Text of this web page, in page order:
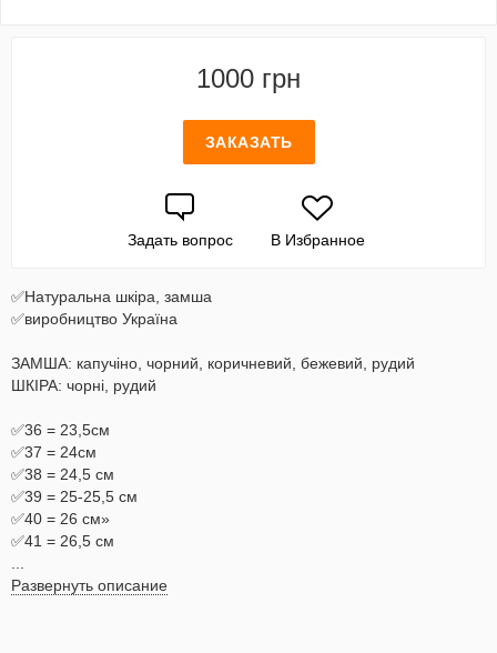
1000 грн
ЗАКАЗАТЬ
Задать вопрос В Избранное
✅Натуральна шкіра, замша
✅виробництво Україна
ЗАМША: капучіно, чорний, коричневий, бежевий, рудий
ШКІРА: чорні, рудий
✅36 = 23,5см
✅37 = 24см
✅38 = 24,5 см
✅39 = 25-25,5 см
✅40 = 26 см»
✅41 = 26,5 см
Развернуть описание